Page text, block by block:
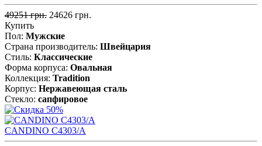
49251 грн. 24626 грн.
Купить
Пол: Мужские
Страна производитель: Швейцария
Стиль: Классические
Форма корпуса: Овальная
Коллекция: Tradition
Корпус: Нержавеющая cталь
Стекло: сапфировое
CANDINO C4303/A